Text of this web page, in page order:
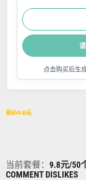
点击购买后生
原价9.8元
当前套餐： 9.8元/50
COMMENT DISLIKES